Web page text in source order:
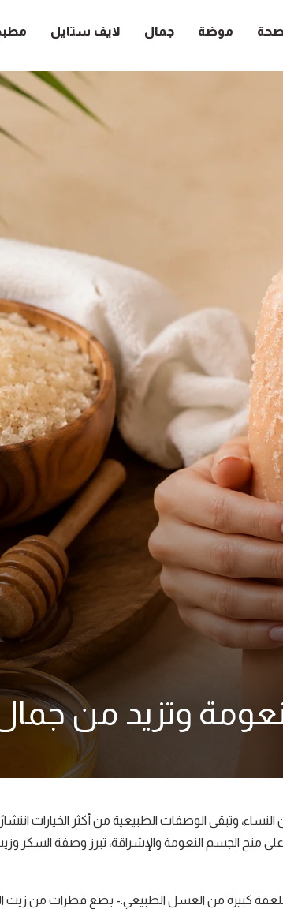
صحة موضة جمال لايف ستايل
وتزيد من جمال
وتبقى الوصفات الطبيعية من أكثر الخيارات
منح الجسم النعومة والإشراقة، تبرز وصفة السكر
من زيت جوز الهند.- ملعقة كبيرة من العسل الطبيعي.- بضع قطرات من زيت